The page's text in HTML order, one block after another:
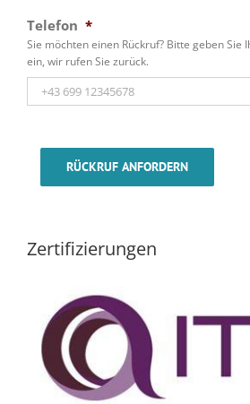
Telefon *
Sie möchten einen Rückruf? Bitte geben Sie
ein, wir rufen Sie zurück.
RÜCKRUF ANFORDERN
Zertifizierungen